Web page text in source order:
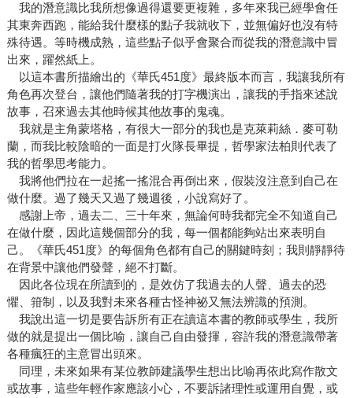
我的潛意識比我所想像過得還要更複雜，多年來我已經學會任
其東奔西跑，能給我什麼樣的點子我就收下，並無偏好也沒有特
殊待遇。等時機成熟，這些點子似乎會聚合而從我的潛意識中冒
出來，躍然紙上。
以這本書所描繪出的《華氏451度》最終版本而言，我讓我所有
角色再次登台，讓他們隨著我的打字機演出，讓我的手指來述說
故事，召來過去其他時候其他故事的鬼魂。
我就是主角蒙塔格，有很大一部分的我也是克萊莉絲．麥可勒
蘭，而我比較陰暗的一面是打火隊長畢提，哲學家法柏則代表了
我的哲學思考能力。
我將他們拉在一起搖一搖混合再倒出來，假裝沒注意到自己在
做什麼。過了幾天又過了幾週後，小說寫好了。
感謝上帝，過去二、三十年來，無論何時我都完全不知道自己
在做什麼，因此這幾個部分的我，每一個都能夠站出來表明自
己。《華氏451度》的每個角色都有自己的關鍵時刻；我則靜靜待
在背景中讓他們發聲，絕不打斷。
因此各位現在所讀到的，是效仿了我過去的人聲、過去的恐
懼、箝制，以及我對未來各種古怪神祕又無法辨識的預測。
我說出這一切是要告訴所有正在讀這本書的教師或學生，我所
做的就是提出一個比喻，讓自己自由發揮，容許我的潛意識帶著
各種瘋狂的主意冒出頭來。
同理，未來如果有某位教師建議學生想出比喻再依此寫作散文
或故事，這些年輕作家應該小心，不要訴諸理性或運用自覺，或